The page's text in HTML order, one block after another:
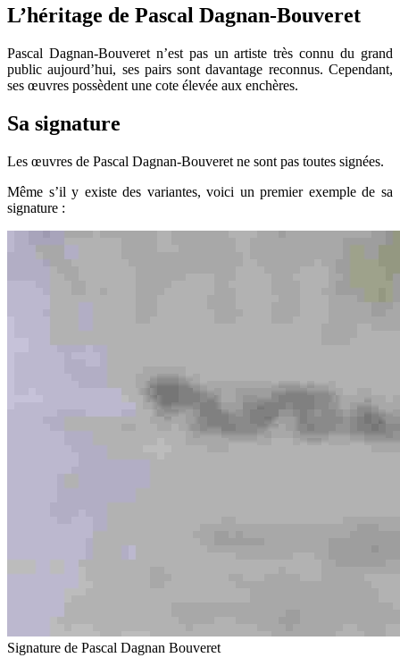
L’héritage de Pascal Dagnan-Bouveret
Pascal Dagnan-Bouveret n’est pas un artiste très connu du grand
public aujourd’hui, ses pairs sont davantage reconnus. Cependant,
ses œuvres possèdent une cote élevée aux enchères.
Sa signature
Les œuvres de Pascal Dagnan-Bouveret ne sont pas toutes signées.
Même s’il y existe des variantes, voici un premier exemple de sa
signature :
Signature de Pascal Dagnan Bouveret